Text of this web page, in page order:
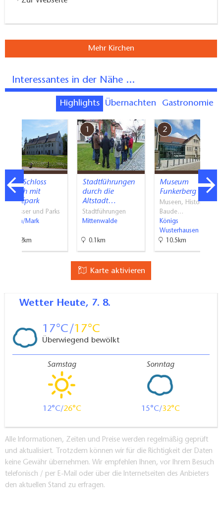
Mehr Kirchen
Interessantes in der Nähe ...
Highlights Übernachten Gastronomie
Altes Schloss
Baruth mit
Lennépark
Schlösser und Parks
Baruth/Mark
23.2km
1
Stadtführungen
durch die
Altstadt…
Stadtführungen
Mittenwalde
0.1km
2
Museum
Funkerberg
Museen, Historische
Baude…
Königs
Wusterhausen
10.5km
Karte aktivieren
Wetter Heute, 7. 8.
17 17
Überwiegend bewölkt
Samstag
12 26
Sonntag
15 32
Alle Informationen, Zeiten und Preise werden regelmäßig geprüft
und aktualisiert. Trotzdem können wir für die Richtigkeit der Daten
keine Gewähr übernehmen. Wir empfehlen Ihnen, vor Ihrem Besuch
telefonisch / per E-Mail oder über die Internetseiten des Anbieters
den aktuellen Stand zu erfragen.